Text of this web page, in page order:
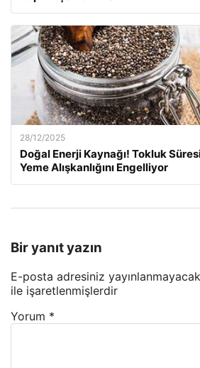
28/12/2025
Doğal Enerji Kaynağı! Tokluk
Yeme Alışkanlığını Engelliyor
Bir yanıt yazın
E-posta adresiniz
ile işaretlenmişlerdir
Yorum *